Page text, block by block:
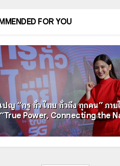
FOR YOU
ปญ “ทรู ทั่ว ไทย ทั่วถึง ทุกคน” ภาย
Power, Connecting the